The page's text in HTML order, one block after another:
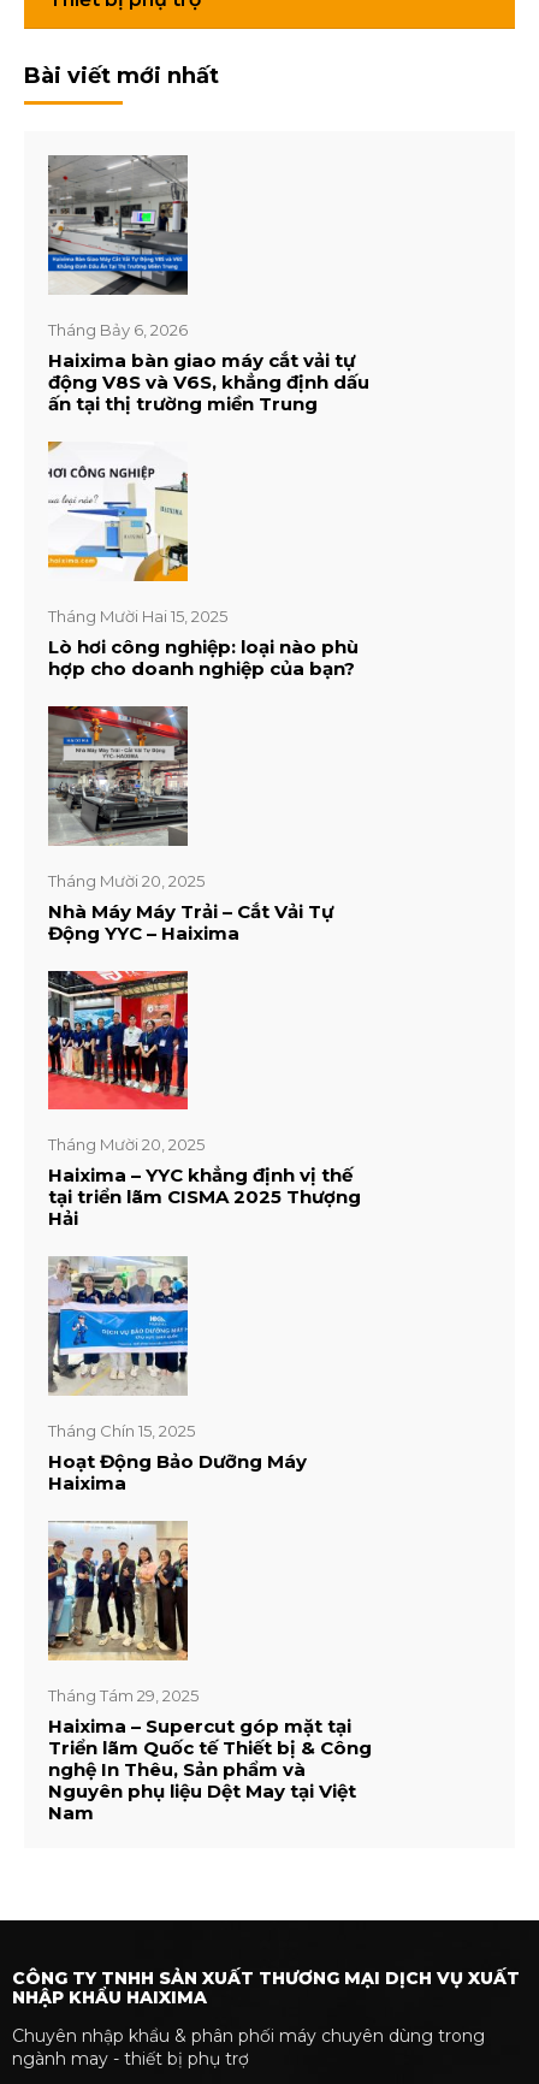
Bài viết mới nhất
Tháng Bảy 6, 2026
Haixima bàn giao máy cắt vải tự
động V8S và V6S, khẳng định dấu
ấn tại thị trường miền Trung
Tháng Mười Hai 15, 2025
Lò hơi công nghiệp: loại nào phù
hợp cho doanh nghiệp của bạn?
Tháng Mười 20, 2025
Nhà Máy Máy Trải – Cắt Vải Tự
Động YYC – Haixima
Tháng Mười 20, 2025
Haixima – YYC khẳng định vị thế
tại triển lãm CISMA 2025 Thượng
Hải
Tháng Chín 15, 2025
Hoạt Động Bảo Dưỡng Máy
Haixima
Tháng Tám 29, 2025
Haixima – Supercut góp mặt tại
Triển lãm Quốc tế Thiết bị & Công
nghệ In Thêu, Sản phẩm và
Nguyên phụ liệu Dệt May tại Việt
Nam
CÔNG TY TNHH SẢN XUẤT THƯƠNG MẠI DỊCH VỤ XUẤT
NHẬP KHẨU HAIXIMA
Chuyên nhập khẩu & phân phối máy chuyên dùng trong
ngành may - thiết bị phụ trợ